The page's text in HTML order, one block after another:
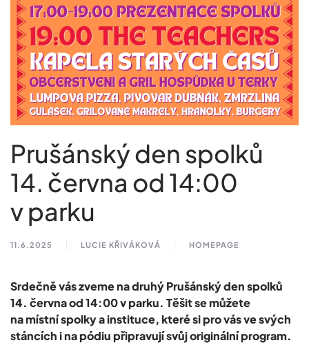
Prušánský den spolků
14. června od 14:00
v parku
11.6.2025 LUCIE KŘIVÁKOVÁ HOMEPAGE
Srdečně vás zveme na druhý Prušánský den spolků
14. června od 14:00 v parku. Těšit se můžete
na místní spolky a instituce, které si pro vás ve svých
stáncích i na pódiu připravují svůj originální program.